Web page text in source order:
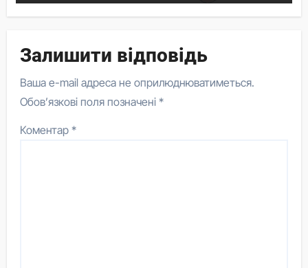
Залишити відповідь
Ваша e-mail адреса не оприлюднюватиметься.
Обов’язкові поля позначені*
Коментар*